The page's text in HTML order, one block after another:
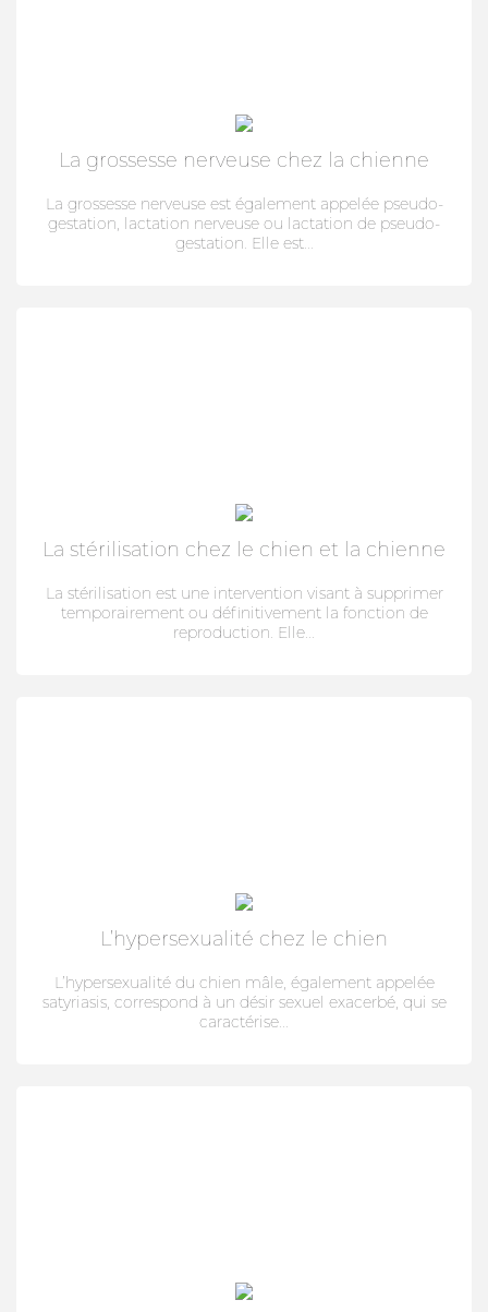
La grossesse nerveuse chez la chienne
La grossesse nerveuse est également appelée pseudo-
gestation, lactation nerveuse ou lactation de pseudo-
gestation. Elle est...
La stérilisation chez le chien et la chienne
La stérilisation est une intervention visant à supprimer
temporairement ou définitivement la fonction de
reproduction. Elle...
L’hypersexualité chez le chien
L’hypersexualité du chien mâle, également appelée
satyriasis, correspond à un désir sexuel exacerbé, qui se
caractérise...